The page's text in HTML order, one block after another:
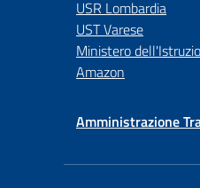
USR Lombardia
UST Varese
Ministero
Amazon
Amministrazione